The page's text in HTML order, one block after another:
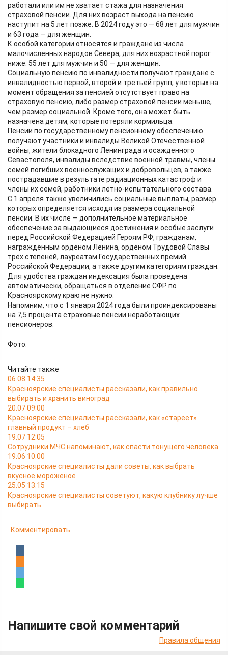
работали или им не хватает стажа для назначения
страховой пенсии. Для них возраст выхода на пенсию
наступит на 5 лет позже. В 2024 году это — 68 лет для мужчин
и 63 года — для женщин.
К особой категории относятся и граждане из числа
малочисленных народов Севера, для них возрастной порог
ниже: 55 лет для мужчин и 50 — для женщин.
Социальную пенсию по инвалидности получают граждане с
инвалидностью первой, второй и третьей групп, у которых на
момент обращения за пенсией отсутствует право на
страховую пенсию, либо размер страховой пенсии меньше,
чем размер социальной. Кроме того, она может быть
назначена детям, которые потеряли кормильца.
Пенсии по государственному пенсионному обеспечению
получают участники и инвалиды Великой Отечественной
войны, жители блокадного Ленинграда и осажденного
Севастополя, инвалиды вследствие военной травмы, члены
семей погибших военнослужащих и добровольцев, а также
пострадавшие в результате радиационных катастроф и
члены их семей, работники лётно-испытательного состава.
С 1 апреля также увеличились социальные выплаты, размер
которых определяется исходя из размера социальной
пенсии. В их числе — дополнительное материальное
обеспечение за выдающиеся достижения и особые заслуги
перед Российской Федерацией Героям РФ, гражданам,
награждённым орденом Ленина, орденом Трудовой Славы
трёх степеней, лауреатам Государственных премий
Российской Федерации, а также другим категориям граждан.
Для удобства граждан индексация была проведена
автоматически, обращаться в отделение СФР по
Красноярскому краю не нужно.
Напомним, что с 1 января 2024 года были проиндексированы
на 7,5 процента страховые пенсии неработающих
пенсионеров.
Фото:
Читайте также
06.08 14:35
Красноярские специалисты рассказали, как правильно
выбирать и хранить виноград
20.07 09:00
Красноярские специалисты рассказали, как «стареет»
главный продукт – хлеб
19.07 12:05
Сотрудники МЧС напоминают, как спасти тонущего человека
19.06 10:00
Красноярские специалисты дали советы, как выбрать
вкусное мороженое
25.05 13:15
Красноярские специалисты советуют, какую клубнику лучше
выбирать
Комментировать
Напишите свой комментарий
Правила общения